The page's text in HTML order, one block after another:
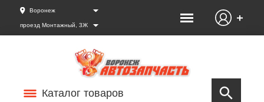
Воронеж
проезд Монтажный, 3Ж
Каталог товаров